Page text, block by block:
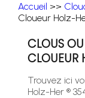
Accueil >>
Cloueur Holz-
CLOUS
Trouvez ici
Holz-Her ®